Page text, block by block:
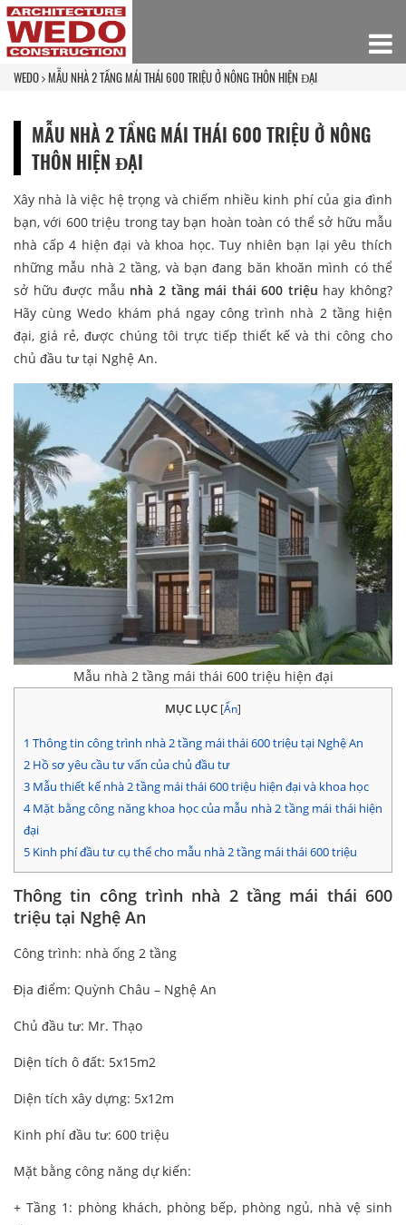
WEDO MẪU NHÀ 2 TẦNG MÁI THÁI 600 TRIỆU Ở NÔNG THÔN HIỆN ĐẠI
MẪU NHÀ 2 TẦNG MÁI THÁI 600 TRIỆU Ở NÔNG
THÔN HIỆN ĐẠI
Xây nhà là việc hệ trọng và chiếm nhiều kinh phí của gia đình
bạn, với 600 triệu trong tay bạn hoàn toàn có thể sở hữu mẫu
nhà cấp 4 hiện đại và khoa học. Tuy nhiên bạn lại yêu thích
những mẫu nhà 2 tầng, và bạn đang băn khoăn mình có thể
sở hữu được mẫu nhà 2 tầng mái thái 600 triệu hay không?
Hãy cùng Wedo khám phá ngay công trình nhà 2 tầng hiện
đại, giá rẻ, được chúng tôi trực tiếp thiết kế và thi công cho
chủ đầu tư tại Nghệ An.
Mẫu nhà 2 tầng mái thái 600 triệu hiện đại
MỤC LỤC [Ẩn]
1 Thông tin công trình nhà 2 tầng mái thái 600 triệu tại Nghệ An
2 Hồ sơ yêu cầu tư vấn của chủ đầu tư
3 Mẫu thiết kế nhà 2 tầng mái thái 600 triệu hiện đại và khoa học
4Mặt bằng công năng khoa học của mẫu nhà 2 tầng mái thái hiện
đại
5 Kinh phí đầu tư cụ thể cho mẫu nhà 2 tầng mái thái 600 triệu
Thông tin công trình nhà 2 tầng mái thái 600
triệu tại Nghệ An
Công trình: nhà ống 2 tầng
Địa điểm: Quỳnh Châu – Nghệ An
Chủ đầu tư: Mr. Thạo
Diện tích ô đất: 5x15m2
Diện tích xây dựng: 5x12m
Kinh phí đầu tư: 600 triệu
Mặt bằng công năng dự kiến:
+ Tầng 1: phòng khách, phòng bếp, phòng ngủ, nhà vệ sinh